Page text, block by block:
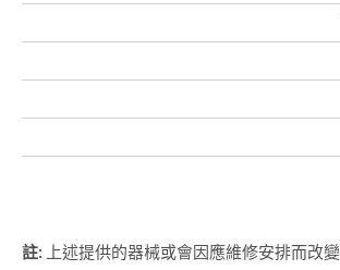
註: 上述提供的器械或會因應維修安排而改變